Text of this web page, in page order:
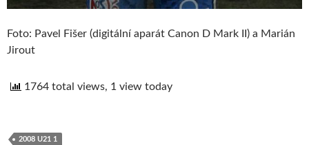
Foto: Pavel Fišer (digitální aparát Canon D Mark II) a Marián
Jirout
1764 total views, 1 view today
2008 U21 1